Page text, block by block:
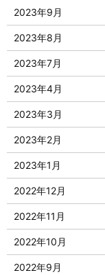
2023年9月
2023年8月
2023年7月
2023年4月
2023年3月
2023年2月
2023年1月
2022年12月
2022年11月
2022年10月
2022年9月